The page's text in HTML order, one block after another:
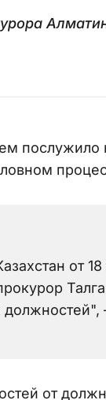
от 18
от